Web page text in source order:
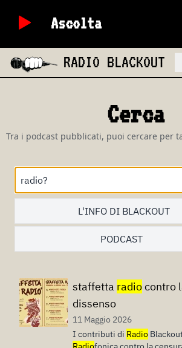
Ascolta
RADIO BLACKOUT
Cerca
Tra i podcast pubblicati, puoi cercare per
L'INFO DI BLACKOUT
PODCAST
staffetta radiocontro
dissenso
11 Maggio 2026
I contributi di Radio